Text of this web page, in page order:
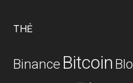
THẺ
Binance Bitcoin